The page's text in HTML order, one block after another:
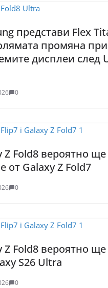
представи Flex
промяна при
дисплеи след
0
Z Fold8 вероятно ще
от Galaxy Z Fold7
0
Z Fold8 вероятно
S26 Ultra
0